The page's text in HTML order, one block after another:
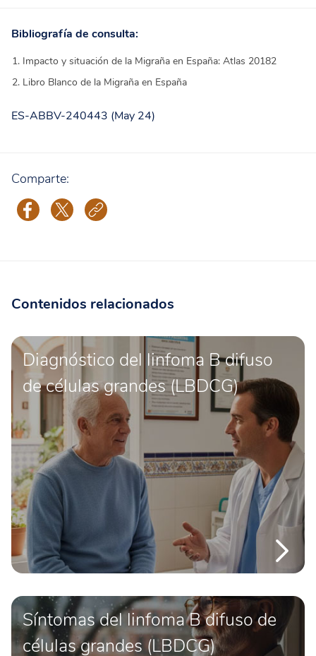
Bibliografía de consulta:
Impacto y situación de la Migraña en España: Atlas 20182
Libro Blanco de la Migraña en España
ES-ABBV-240443 (May 24)
Comparte:
Contenidos relacionados
Diagnóstico del linfoma B difuso
de células grandes (LBDCG)
Síntomas del linfoma B difuso de
células grandes (LBDCG)